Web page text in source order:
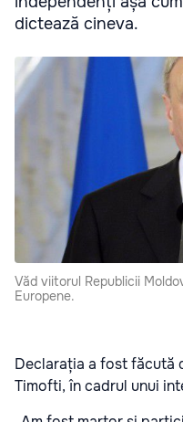
dictează cineva.
Văd viitorul Republicii
Europene.
Declarația a fost făcută
Timofti, în cadrul unui